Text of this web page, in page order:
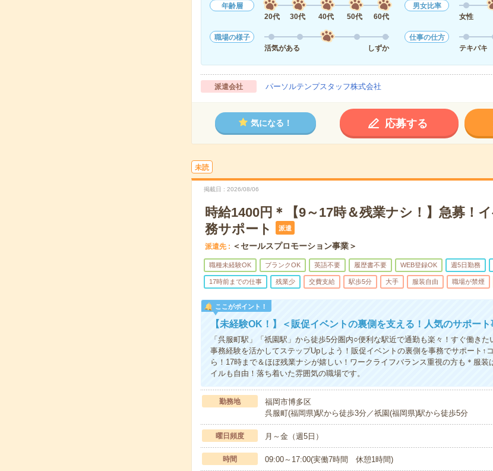
年齢層
20代
30代 40代 50代 60代
男女比率
女性
職場の様子
活気がある
しずか
仕事の仕方
テキパキ
派遣会社 パーソルテンプスタッフ株式会社
気になる！ 応募する
未読
掲載日 2026/08/06
時給1400円＊【9～17時＆残業ナシ！】急募！
務サポート
派遣
派遣先 ＜セールスプロモーション事業＞
職種未経験OK ブランクOK 英語不要 履歴書不要 WEB登録OK 週5日勤務
17時前までの仕事 残業少 交費支給 駅歩5分 大手 服装自由 職場が禁煙
ここがポイント！
【未経験OK！】＜販促イベントの裏側を支える！人気のサポー
「呉服町駅」「祇園駅」から徒歩5分圏内○便利な駅近で通勤も楽々！すぐ働きた
事務経験を活かしてステップUpしよう！販促イベントの裏側を事務でサポート↑
ら！17時まで＆ほぼ残業ナシが嬉しい！ワークライフバランス重視の方も＊服装
イルも自由！落ち着いた雰囲気の職場です。
勤務地
福岡市博多区
呉服町(福岡県)駅から徒歩3分／祇園(福岡県)駅から徒歩5分
曜日頻度 月～金（週5日）
時間 09:00～17:00(実働7時間 休憩1時間)